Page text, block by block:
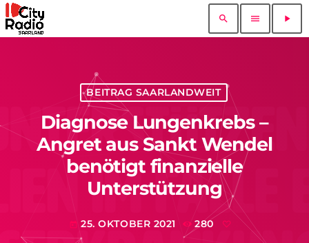
search menu play_arrow
BEITRAG SAARLANDWEIT
Diagnose Lungenkrebs –
Angret aus Sankt Wendel
benötigt finanzielle
Unterstützung
today 25. OKTOBER 2021 280